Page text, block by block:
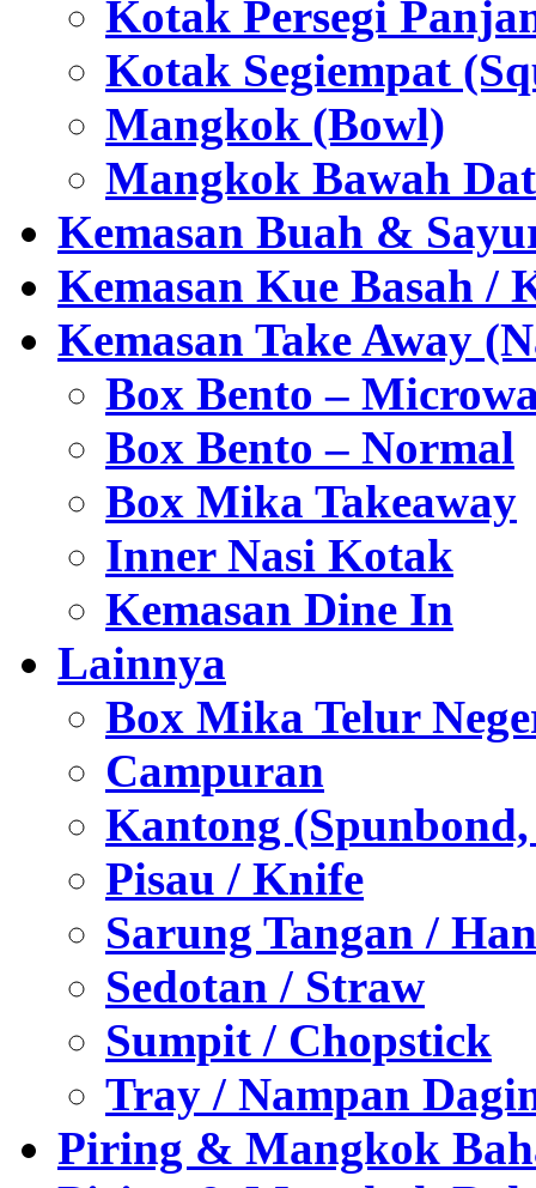
Kotak Persegi
Kotak Segiempat
Mangkok (Bowl)
Mangkok Bawah
Kemasan Buah &
Kemasan Kue Basah /
Kemasan Take Away
Box Bento –
Box Bento – Normal
Box Mika Takeaway
Inner Nasi Kotak
Kemasan Dine In
Lainnya
Box Mika Telur
Campuran
Kantong
Pisau / Knife
Sarung Tangan /
Sedotan / Straw
Sumpit / Chopstick
Tray / Nampan
Piring & Mangkok